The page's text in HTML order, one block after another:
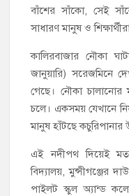
বাঁশের সাঁকো, সেই
সাধারণ মানুষ ও
কালিরবাজার নৌকা
জানুয়ারি) সরেজমিনে
গেছে। নৌকা চালানোর
চলে। একসময় যেখানে
মানুষ হাঁটছে
এই নদীপথ দিয়েই
বিদ্যালয়, মুন্সীগঞ্জের
পাইলট স্কুল অ্যান্ড